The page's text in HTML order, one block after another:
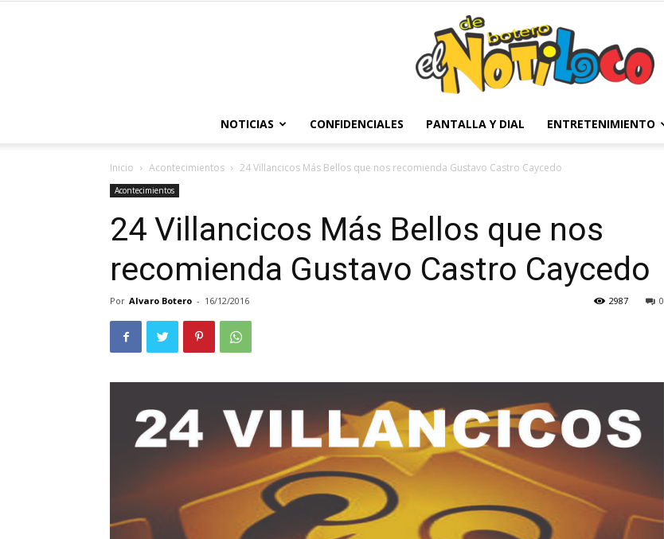
NOTICIAS CONFIDENCIALES PANTALLA Y DIAL ENTRETENIMIENTO
Inicio Acontecimientos 24 Villancicos Más Bellos que nos recomienda Gustavo Castro Caycedo
Acontecimientos
24 Villancicos Más Bellos que nos
recomienda Gustavo Castro Caycedo
Por Alvaro Botero - 16/12/2016 0
2987